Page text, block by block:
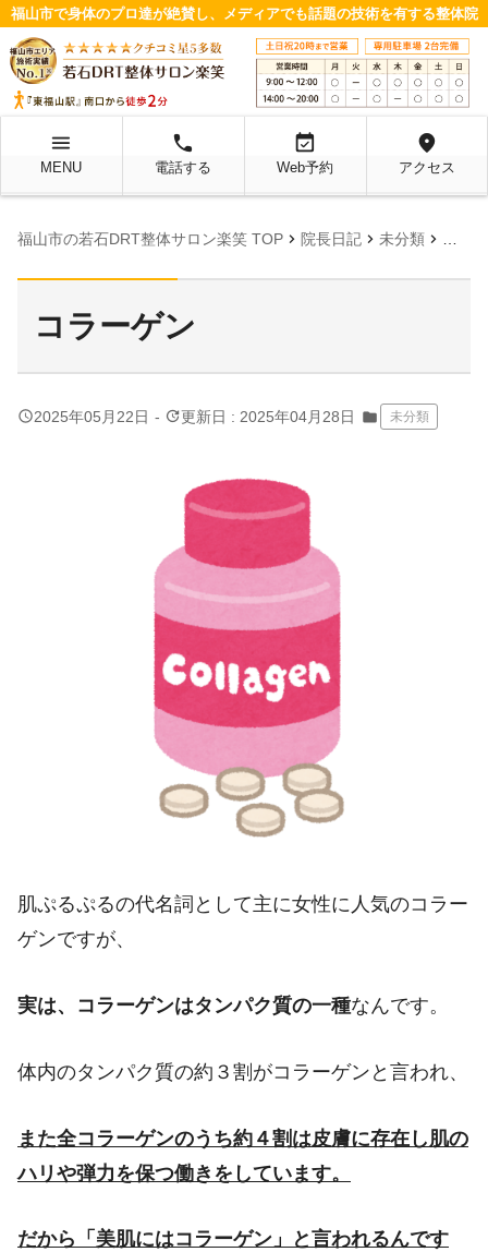
福山市で身体のプロ達が絶賛し、メディアでも話題の技術を有する整体院
menu
MENU
local_phone
電話する
event_available
Web予約
location_on
アクセス
福山市の若石DRT整体サロン楽笑 TOP chevron_right 院長日記 chevron_right 未分類 chevron_right コラ
コラーゲン
query_builder2025年05月22日 - update更新日 : 2025年04月28日 folder 未分類
肌ぷるぷるの代名詞として主に女性に人気のコラー
ゲンですが、
実は、コラーゲンはタンパク質の一種なんです。
体内のタンパク質の約３割がコラーゲンと言われ、
また全コラーゲンのうち約４割は皮膚に存在し肌の
ハリや弾力を保つ働きをしています。
だから「美肌にはコラーゲン」と言われるんです